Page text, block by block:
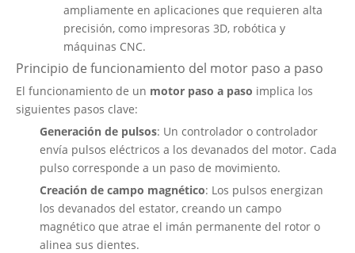
ampliamente en aplicaciones que requieren alta
precisión, como impresoras 3D, robótica y
máquinas CNC.
Principio de funcionamiento del motor paso a paso
El funcionamiento de un motor paso a paso implica los
siguientes pasos clave:
Generación de pulsos: Un controlador o controlador
envía pulsos eléctricos a los devanados del motor. Cada
pulso corresponde a un paso de movimiento.
Creación de campo magnético: Los pulsos energizan
los devanados del estator, creando un campo
magnético que atrae el imán permanente del rotor o
alinea sus dientes.